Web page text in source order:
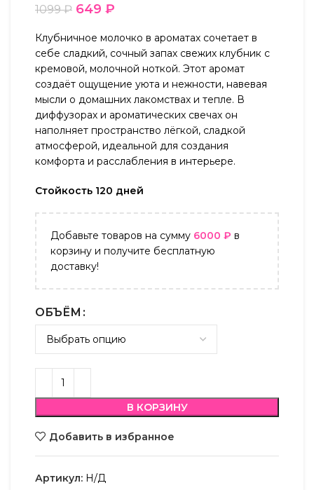
1099₽ 649 ₽
Клубничное молочко в ароматах сочетает в
себе сладкий, сочный запах свежих клубник с
кремовой, молочной ноткой. Этот аромат
создаёт ощущение уюта и нежности, навевая
мысли о домашних лакомствах и тепле. В
диффузорах и ароматических свечах он
наполняет пространство лёгкой, сладкой
атмосферой, идеальной для создания
комфорта и расслабления в интерьере.
Стойкость 120 дней
Добавьте товаров на сумму 6000 ₽ в
корзину и получите бесплатную
доставку!
ОБЪЁМ
В КОРЗИНУ
Добавить в избранное
Артикул: Н/Д